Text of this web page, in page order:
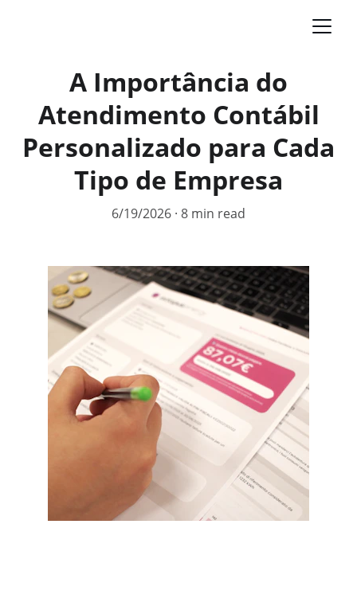
A Importância do
Atendimento Contábil
Personalizado para Cada
Tipo de Empresa
6/19/2026 8 min read